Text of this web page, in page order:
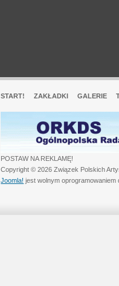
START! ZAKŁADKI GALERIE
POSTAW NA REKLAMĘ!
Copyright © 2026 Związek Polskich
Joomla! jest wolnym